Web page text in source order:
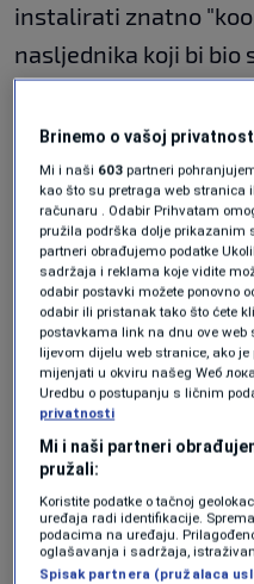
instalirati znatno
nasljednika koji bi bio
region.
Plinski
SNSD-u
U tom smislu, jedan
navode u ovom
vezu između smjene
plinskog biznisa.
poduzetnici bliski
izgradnju plinovoda
hrvatskoj obali prema
kojim bi tekao
Brinemo o vašoj
Mi i naši 603 partneri
kao što su pretraga web stranica
računaru . Odabir Prihvatam
pružila podrška dolje
partneri obrađujemo podatke
sadržaja i reklama koje vidite
odabir postavki možete ponovno
odabir ili pristanak tako što ćete
postavkama link na dnu ove
lijevom dijelu web stranice, ako
mijenjati u okviru našeg Wеб
Uredbu o postupanju s ličnim
privatnosti
Mi i naši partneri
pružali:
Koristite podatke o tačnoj
uređaja radi identifikacije.
podacima na uređaju.
oglašavanja i sadržaja,
Spisak partnera (pružalaca